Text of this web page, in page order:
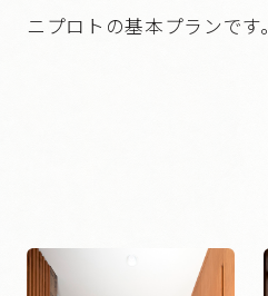
ニプロトの基本プランです。